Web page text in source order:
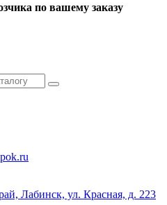
по вашему заказу
Лабинск, ул. Красная, д. 223